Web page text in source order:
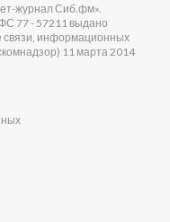
журнал Сиб.фм».
77 - 57211 выдано
связи, информационных
11 марта 2014